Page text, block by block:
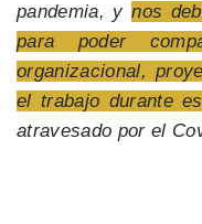
pandemia, ynos
para poder
organizacional,
el trabajo durante
atravesado por el